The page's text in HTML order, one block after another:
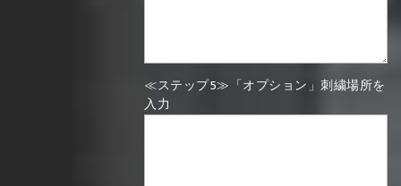
≪ステップ5≫「オプション」刺繍場所を
入力